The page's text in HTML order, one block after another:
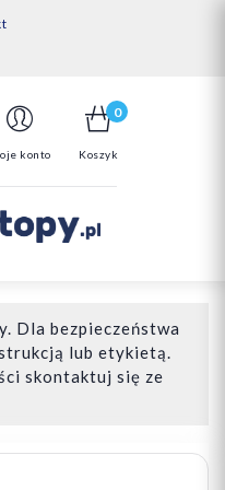
zwrot*
konto
0
Koszyk
Dla bezpieczeństwa
lub etykietą.
skontaktuj się ze